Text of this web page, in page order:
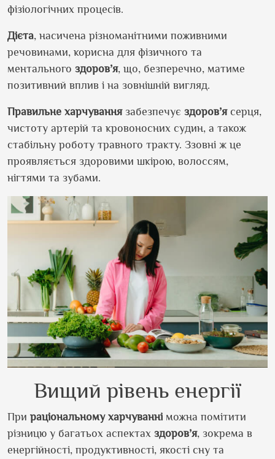
фізіологічних процесів.
Дієта, насичена різноманітними поживними
речовинами, корисна для фізичного та
ментального здоров’я, що, безперечно, матиме
позитивний вплив і на зовнішній вигляд.
Правильне харчуваннязабезпечує здоров’ясерця,
чистоту артерій та кровоносних судин, а також
стабільну роботу травного тракту. Ззовні ж це
проявляється здоровими шкірою, волоссям,
нігтями та зубами.
Вищий рівень енергії
При раціональному харчуванні можна помітити
різницю у багатьох аспектах здоров’я, зокрема в
енергійності, продуктивності, якості сну та